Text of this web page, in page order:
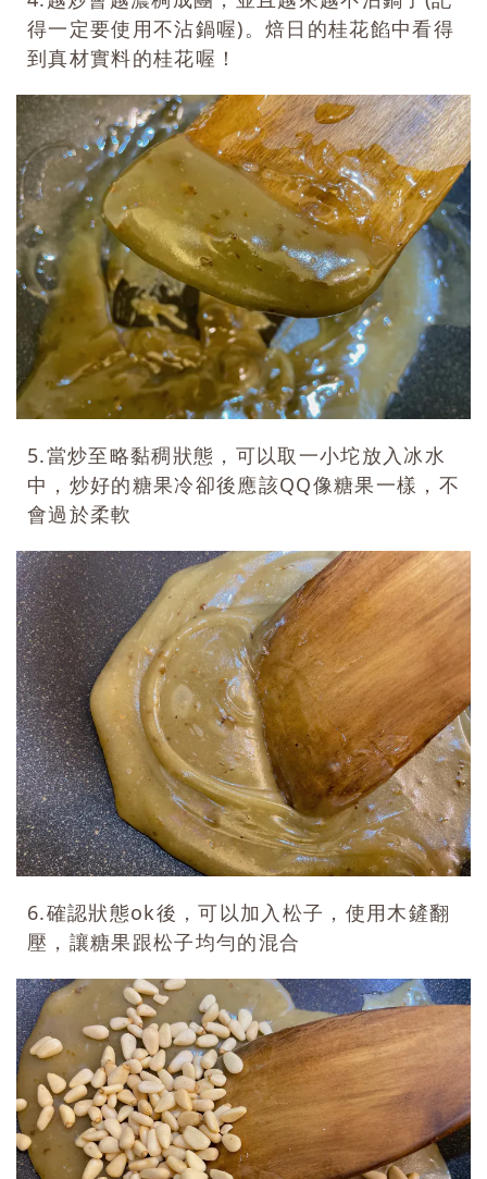
得一定要使用不沾鍋喔)。焙日的桂花餡中看得
到真材實料的桂花喔！
5.當炒至略黏稠狀態，可以取一小坨放入冰水
中，炒好的糖果冷卻後應該QQ像糖果一樣，不
會過於柔軟
6.確認狀態ok後，可以加入松子，使用木鏟翻
壓，讓糖果跟松子均勻的混合